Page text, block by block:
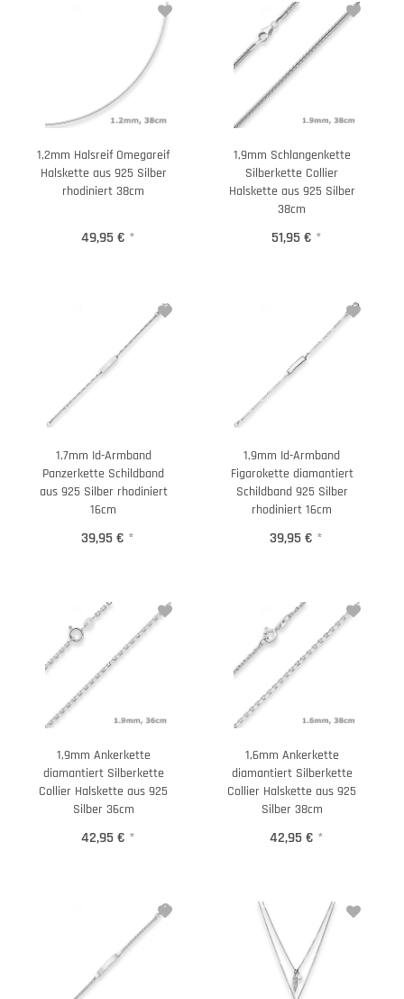
1,2mm Halsreif Omegareif
Halskette aus 925 Silber
rhodiniert 38cm
49,95 € *
1,9mm Schlangenkette
Silberkette Collier
Halskette aus 925 Silber
38cm
51,95 € *
1,7mm Id-Armband
Panzerkette Schildband
aus 925 Silber rhodiniert
16cm
39,95 € *
1,9mm Id-Armband
Figarokette diamantiert
Schildband 925 Silber
rhodiniert 16cm
39,95 € *
1,9mm Ankerkette
diamantiert Silberkette
Collier Halskette aus 925
Silber 36cm
42,95 € *
1,6mm Ankerkette
diamantiert Silberkette
Collier Halskette aus 925
Silber 38cm
42,95 € *